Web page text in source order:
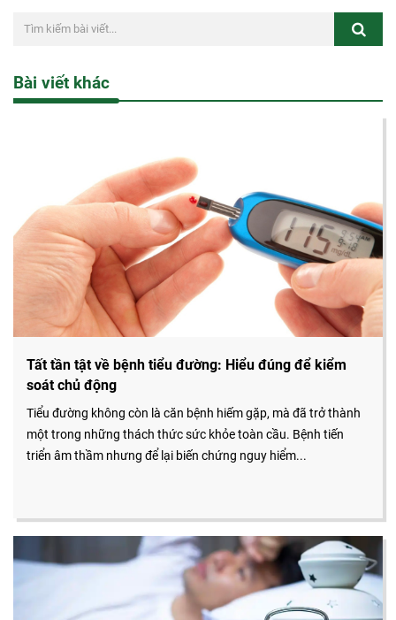
Bài viết khác
Tất tần tật về bệnh tiểu đường: Hiểu đúng để kiểm
soát chủ động
Tiểu đường không còn là căn bệnh hiếm gặp, mà đã trở thành
một trong những thách thức sức khỏe toàn cầu. Bệnh tiến
triển âm thầm nhưng để lại biến chứng nguy hiểm...